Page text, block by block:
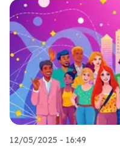
12/05/2025 - 16:49